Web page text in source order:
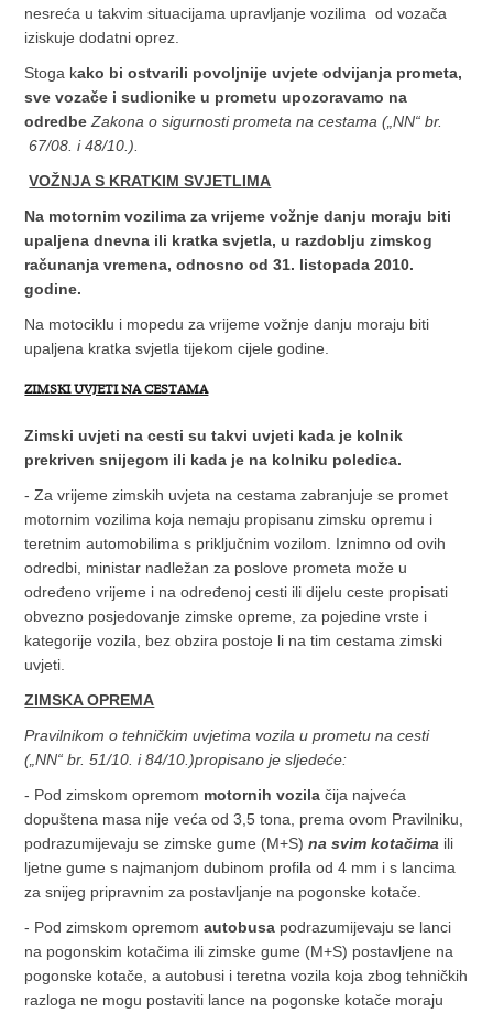
nesreća u takvim situacijama upravljanje vozilima od vozača
iziskuje dodatni oprez.
Stoga kako bi ostvarili povoljnije uvjete odvijanja prometa,
sve vozače i sudionike u prometu upozoravamo na
odredbeZakona o sigurnosti prometa na cestama („NN“ br.
67/08. i 48/10.).
VOŽNJA S KRATKIM SVJETLIMA
Na motornim vozilima za vrijeme vožnje danju moraju biti
upaljena dnevna ili kratka svjetla, u razdoblju zimskog
računanja vremena, odnosno od 31. listopada 2010.
godine.
Na motociklu i mopedu za vrijeme vožnje danju moraju biti
upaljena kratka svjetla tijekom cijele godine.
ZIMSKI UVJETI NA CESTAMA
Zimski uvjeti na cesti su takvi uvjeti kada je kolnik
prekriven snijegom ili kada je na kolniku poledica.
- Za vrijeme zimskih uvjeta na cestama zabranjuje se promet
motornim vozilima koja nemaju propisanu zimsku opremu i
teretnim automobilima s priključnim vozilom. Iznimno od ovih
odredbi, ministar nadležan za poslove prometa može u
određeno vrijeme i na određenoj cesti ili dijelu ceste propisati
obvezno posjedovanje zimske opreme, za pojedine vrste i
kategorije vozila, bez obzira postoje li na tim cestama zimski
uvjeti.
ZIMSKA OPREMA
Pravilnikom o tehničkim uvjetima vozila u prometu na cesti
(„NN“ br. 51/10. i 84/10.)propisano je sljedeće:
- Pod zimskom opremom motornih vozila čija najveća
dopuštena masa nije veća od 3,5 tona, prema ovom Pravilniku,
podrazumijevaju se zimske gume (M+S)na svim kotačima ili
ljetne gume s najmanjom dubinom profila od 4 mm i s lancima
za snijeg pripravnim za postavljanje na pogonske kotače.
- Pod zimskom opremomautobusa podrazumijevaju se lanci
na pogonskim kotačima ili zimske gume (M+S) postavljene na
pogonske kotače, a autobusi i teretna vozila koja zbog tehničkih
razloga ne mogu postaviti lance na pogonske kotače moraju